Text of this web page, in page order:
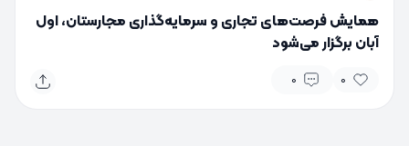
همایش فرصت‌های تجاری و سرمایه‌گذاری مجارستان، اول
آبان برگزار می‌شود
0
0